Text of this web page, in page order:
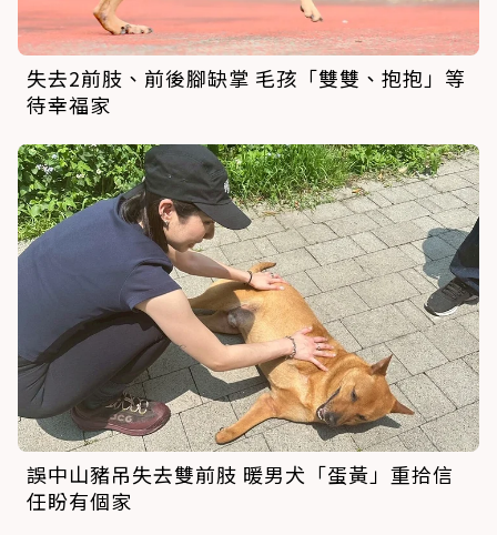
失去2前肢、前後腳缺掌 毛孩「雙雙、抱抱」等
待幸福家
誤中山豬吊失去雙前肢 暖男犬「蛋黃」重拾信
任盼有個家